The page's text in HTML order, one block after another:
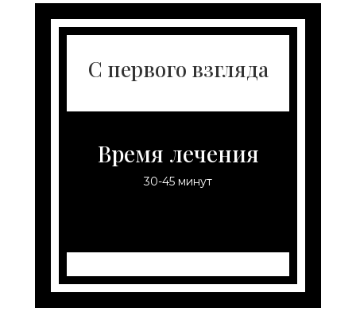
С первого взгляда
Время лечения
30-45 минут